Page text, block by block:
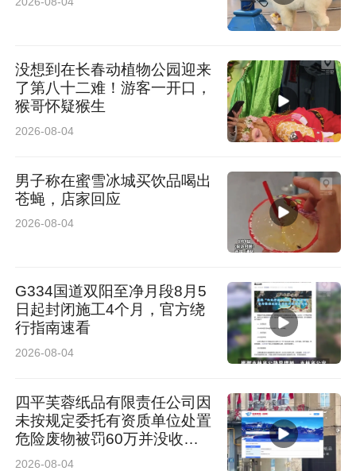
取完赛奖牌，各队自行解散，准备进行线上答题
7.当日18:00，线上答题系统开启，23:00关闭。
各队以每队为参赛单位，扫描“赛事通关手册”中
机号码登录答题系统，进行答题。题目内容全部
来自当天游玩点位。提示：答题只有一次机会，
8.每条线路得分最高前三名发放优胜奖状；得分
相同时，用时最短者为优。
没想到在长春动植物公园迎来
了第八十二难！游客一开口，
猴哥怀疑猴生
2026-08-04
男子称在蜜雪冰城买饮品喝出
苍蝇，店家回应
2026-08-04
G334国道双阳至净月段8月5
日起封闭施工4个月，官方绕
行指南速看
2026-08-04
四平芙蓉纸品有限责任公司因
未按规定委托有资质单位处置
危险废物被罚60万并没收违
法所得2741.43元！
2026-08-04